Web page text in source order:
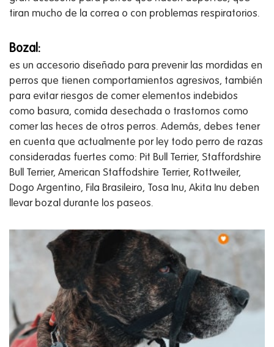
tiran mucho de la correa o con problemas respiratorios.
Bozal:
es un accesorio diseñado para prevenir las mordidas en
perros que tienen comportamientos agresivos, también
para evitar riesgos de comer elementos indebidos
como basura, comida desechada o trastornos como
comer las heces de otros perros. Además, debes tener
en cuenta que actualmente por ley todo perro de razas
consideradas fuertes como: Pit Bull Terrier, Staffordshire
Bull Terrier, American Staffodshire Terrier, Rottweiler,
Dogo Argentino, Fila Brasileiro, Tosa Inu, Akita Inu deben
llevar bozal durante los paseos.